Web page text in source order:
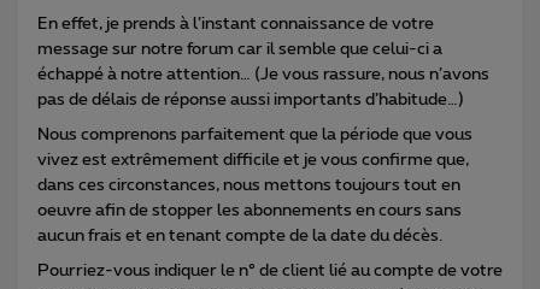
En effet, je prends à l’instant connaissance de votre
message sur notre forum car il semble que celui-ci a
échappé à notre attention… (Je vous rassure, nous n’avons
pas de délais de réponse aussi importants d’habitude…)
Nous comprenons parfaitement que la période que vous
vivez est extrêmement difficile et je vous confirme que,
dans ces circonstances, nous mettons toujours tout en
oeuvre afin de stopper les abonnements en cours sans
aucun frais et en tenant compte de la date du décès.
Pourriez-vous indiquer le n° de client lié au compte de votre